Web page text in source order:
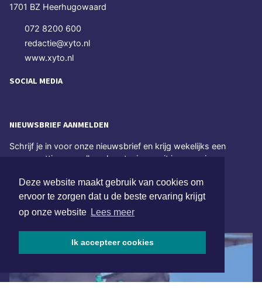
Deze website maakt gebruik van cookies om
ervoor te zorgen dat u de beste ervaring krijgt
op onze website Lees meer
Ik accepteer cookies
1701 BZ Heerhugowaard
072 8200 600
redactie@xyto.nl
www.xyto.nl
SOCIAL MEDIA
NIEUWSBRIEF AANMELDEN
Schrijf je in voor onze nieuwsbrief en krijg wekelijks een
samenvatting van alle gebeurtenissen uit jouw regio.
Aanmelden
ONLINE DAGBLADEN